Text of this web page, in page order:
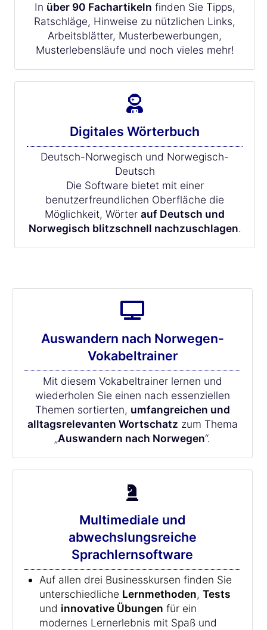
In über 90 Fachartikeln finden Sie Tipps,
Ratschläge, Hinweise zu nützlichen Links,
Arbeitsblätter, Musterbewerbungen,
Musterlebensläufe und noch vieles mehr!
Digitales Wörterbuch
Deutsch-Norwegisch und Norwegisch-
Deutsch
Die Software bietet mit einer
benutzerfreundlichen Oberfläche die
Möglichkeit, Wörter auf Deutsch und
Norwegisch blitzschnell nachzuschlagen.
Auswandern nach Norwegen-
Vokabeltrainer
Mit diesem Vokabeltrainer lernen und
wiederholen Sie einen nach essenziellen
Themen sortierten, umfangreichen und
alltagsrelevanten Wortschatz zum Thema
„Auswandern nach Norwegen“.
Multimediale und
abwechslungsreiche
Sprachlernsoftware
Auf allen drei Businesskursen finden Sie
unterschiedliche Lernmethoden, Tests
und innovative Übungen für ein
modernes Lernerlebnis mit Spaß und